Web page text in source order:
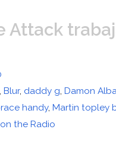
Attack
,Blur, daddy g,Damon
handy,Martin topley
the Radio